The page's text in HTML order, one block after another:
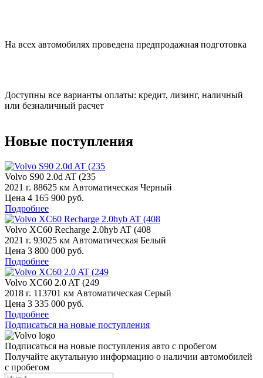
На всех автомобилях проведена предпродажная подготовка
Доступны все варианты оплаты: кредит, лизинг, наличный
или безналичный расчет
Новые поступления
Volvo S90 2.0d AT (235
2021 г. 88625 км Автоматическая Черный
Цена 4 165 900 руб.
Подробнее
Volvo XC60 Recharge 2.0hyb AT (408
2021 г. 93025 км Автоматическая Белый
Цена 3 800 000 руб.
Подробнее
Volvo XC60 2.0 AT (249
2018 г. 113701 км Автоматическая Серый
Цена 3 335 000 руб.
Подробнее
Подписаться на новые поступления
Подписаться на новые поступления авто с пробегом
Получайте акутальную информацию о наличии автомобилей
с пробегом